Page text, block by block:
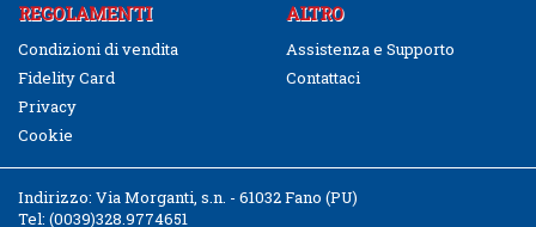
REGOLAMENTI
Condizioni di vendita
Fidelity Card
Privacy
Cookie
ALTRO
Assistenza e Supporto
Contattaci
Indirizzo: Via Morganti, s.n. - 61032 Fano (PU)
Tel: (0039)328.9774651